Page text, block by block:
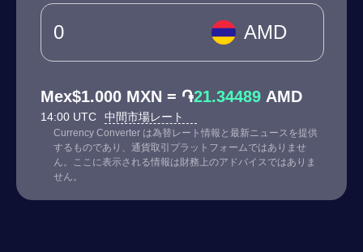
AMD
Mex$1.000 MXN = ֏21.34489 AMD
14:00 UTC 中間市場レート
Currency Converter は為替レート情報と最新ニュースを提供
するものであり、通貨取引プラットフォームではありませ
ん。ここに表示される情報は財務上のアドバイスではありま
せん。